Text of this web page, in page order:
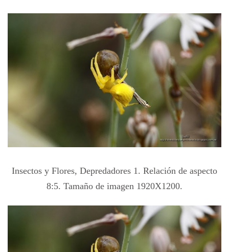
Insectos y Flores, Depredadores 1. Relación de aspecto
8:5. Tamaño de imagen 1920X1200.